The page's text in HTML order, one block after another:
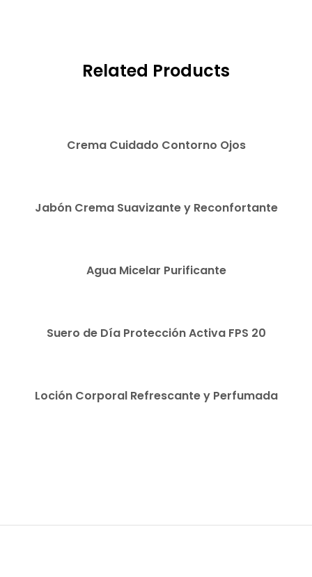
Related Products
Crema Cuidado Contorno Ojos
Jabón Crema Suavizante y Reconfortante
Agua Micelar Purificante
Suero de Día Protección Activa FPS 20
Loción Corporal Refrescante y Perfumada